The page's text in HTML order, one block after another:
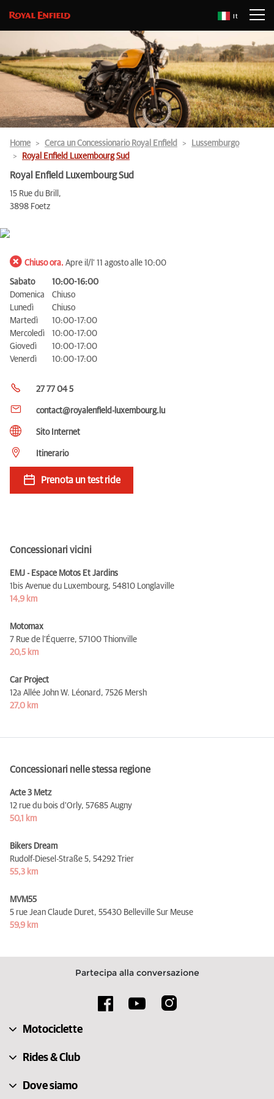
It
Home Cerca un Concessionario Royal Enfield
Lussemburgo
Royal Enfield Luxembourg Sud
Royal Enfield Luxembourg Sud
15 Rue du Brill,
3898 Foetz
Chiuso ora. Apre il/l' 11 agosto alle 10:00
Sabato
10:00-16:00
Domenica
Chiuso
Lunedì
Chiuso
Martedì
10:00-17:00
Mercoledì
10:00-17:00
Giovedì
10:00-17:00
Venerdì
10:00-17:00
27 77 04 5
contact@royalenfield-luxembourg.lu
Sito Internet
Itinerario
Prenota un test ride
Concessionari vicini
EMJ - Espace Motos Et Jardins
1bis Avenue du Luxembourg, 54810 Longlaville
14,9 km
Motomax
7 Rue de l'Équerre, 57100 Thionville
20,5 km
Car Project
12a Allée John W. Léonard, 7526 Mersh
27,0 km
Concessionari nelle stessa regione
Acte 3 Metz
12 rue du bois d'Orly, 57685 Augny
50,1 km
Bikers Dream
Rudolf-Diesel-Straße 5, 54292 Trier
55,3 km
MVM55
5 rue Jean Claude Duret, 55430 Belleville Sur Meuse
59,9 km
Partecipa alla conversazione
Motociclette
Rides & Club
Dove siamo